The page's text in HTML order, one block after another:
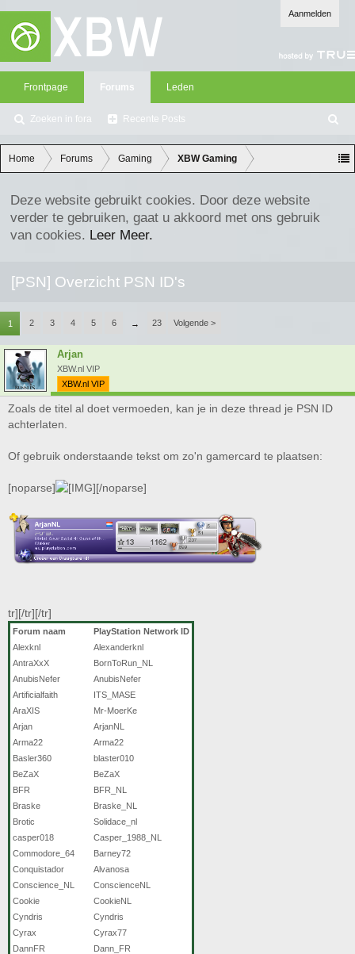
Aanmelden
Frontpage Forums
Zoeken in fora Recente Posts
Leden
oe
ke
n
Home Forums Gaming XBW Gaming
Deze website gebruikt cookies. Door deze website
verder te gebruiken, gaat u akkoord met ons gebruik
van cookies. Leer Meer.
[PSN] Overzicht PSN ID's
1 2 3 4 5 6 → 23 Volgende >
Arjan
XBW.nl VIP
XBW.nl VIP
Zoals de titel al doet vermoeden, kan je in deze thread je PSN ID
achterlaten.
Of gebruik onderstaande tekst om zo'n gamercard te plaatsen:
[noparse] [/noparse]
tr][/tr][/tr]
Forum naam
PlayStation Network ID
Alexknl
Alexanderknl
AntraXxX
BornToRun_NL
AnubisNefer
AnubisNefer
Artificialfaith
ITS_MASE
AraXIS
Mr-MoerKe
Arjan
ArjanNL
Arma22
Arma22
Basler360
blaster010
BeZaX
BeZaX
BFR
BFR_NL
Braske
Braske_NL
Brotic
Solidace_nl
casper018
Casper_1988_NL
Commodore_64
Barney72
Conquistador
Alvanosa
Conscience_NL
ConscienceNL
Cookie
CookieNL
Cyndris
Cyndris
Cyrax
Cyrax77
DannFR
Dann_FR